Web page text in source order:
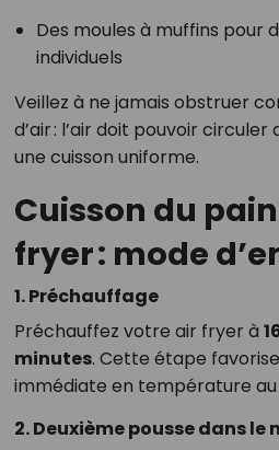
Des moules à muffins pour
individuels
Veillez à ne jamais obstruer
d’air : l’air doit pouvoir
une cuisson uniforme.
Cuisson du
fryer : mode
1. Préchauffage
Préchauffez votre air fryer à
minutes. Cette étape
immédiate en température
2. Deuxième pousse dans le